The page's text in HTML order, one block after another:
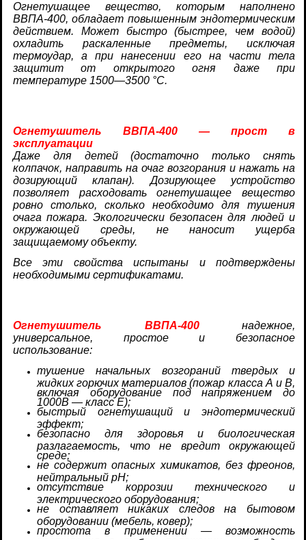
Огнетушащее вещество, которым наполнено
ВВПА-400, обладает повышенным эндотермическим
действием. Может быстро (быстрее, чем водой)
охладить раскаленные предметы, исключая
термоудар, а при нанесении его на части тела
защитит от открытого огня даже при
температуре 1500—3500 °С.
Огнетушитель ВВПА-400 — прост в
эксплуатации
Даже для детей (достаточно только снять
колпачок, направить на очаг возгорания и нажать на
дозирующий клапан). Дозирующее устройство
позволяет расходовать огнетушащее вещество
ровно столько, сколько необходимо для тушения
очага пожара. Экологически безопасен для людей и
окружающей среды, не наносит ущерба
защищаемому объекту.
Все эти свойства испытаны и подтверждены
необходимыми сертификатами.
Огнетушитель ВВПА-400 надежное,
универсальное, простое и безопасное
использование:
тушение начальных возгораний твердых и
жидких горючих материалов (пожар класса А и В,
включая оборудование под напряжением до
1000В — класс Е);
быстрый огнетушащий и эндотермический
эффект;
безопасно для здоровья и биологическая
разлагаемость, что не вредит окружающей
среде;
не содержит опасных химикатов, без фреонов,
нейтральный рН;
отсутствие коррозии технического и
электрического оборудования;
не оставляет никаких следов на бытовом
оборудовании (мебель, ковер);
простота в применении — возможность